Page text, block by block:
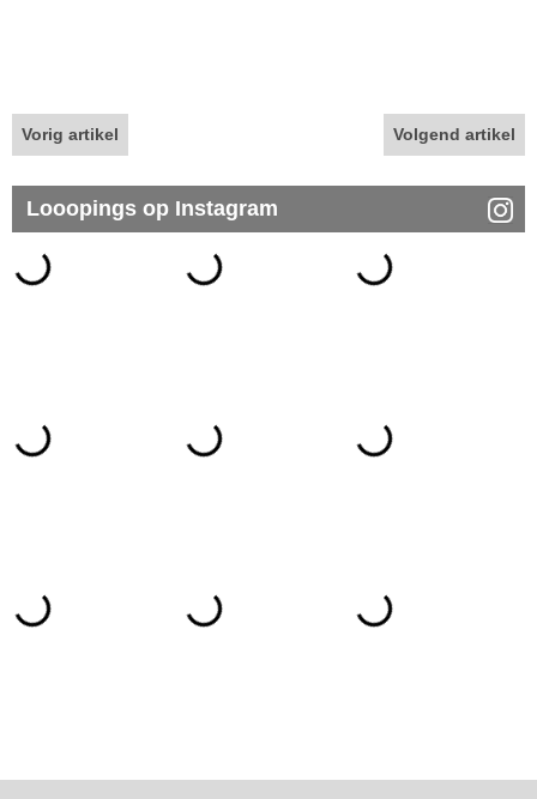
Vorig artikel Volgend artikel
Looopings op Instagram